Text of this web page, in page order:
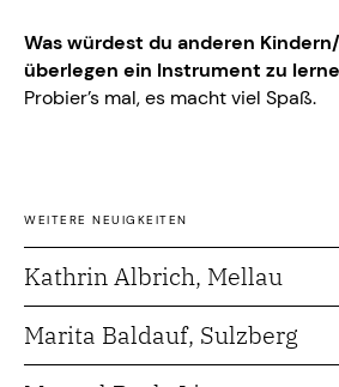
Was würdest du anderen
überlegen ein Instrument zu
Probier’s mal, es macht viel Spaß.
WEITERE NEUIGKEITEN
Kathrin Albrich, Mellau
Marita Baldauf, Sulzberg